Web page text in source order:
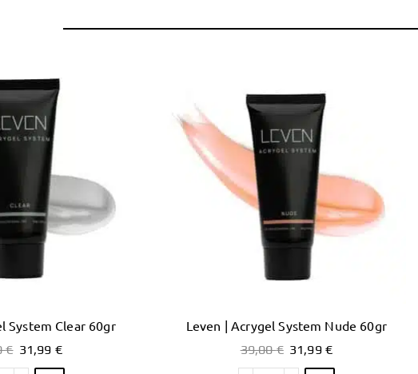
System Clear 60gr
€ 31,99 €
Leven | Acrygel System Nude 60gr
39,00€ 31,99 €